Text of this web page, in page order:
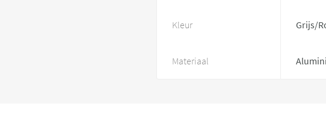
Kleur Grijs/
Materiaal